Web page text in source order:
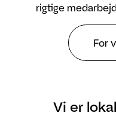
rigtige
For
Vi er